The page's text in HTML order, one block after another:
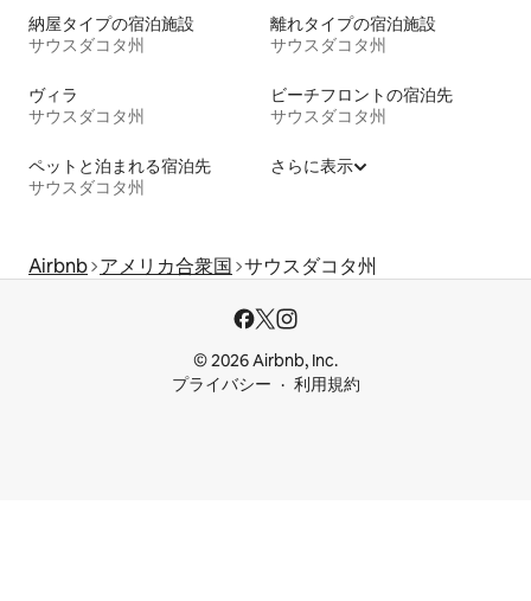
納屋タイプの宿泊施設
サウスダコタ州
離れタイプの宿泊施設
サウスダコタ州
ヴィラ
サウスダコタ州
ビーチフロントの宿泊先
サウスダコタ州
ペットと泊まれる宿泊先
サウスダコタ州
さらに表示
Airbnb アメリカ合衆国 サウスダコタ州
© 2026 Airbnb, Inc.
プライバシー
利用規約